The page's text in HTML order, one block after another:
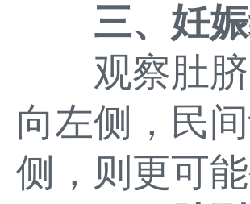
三、妊
观察肚脐
向左侧，民
侧，则更可